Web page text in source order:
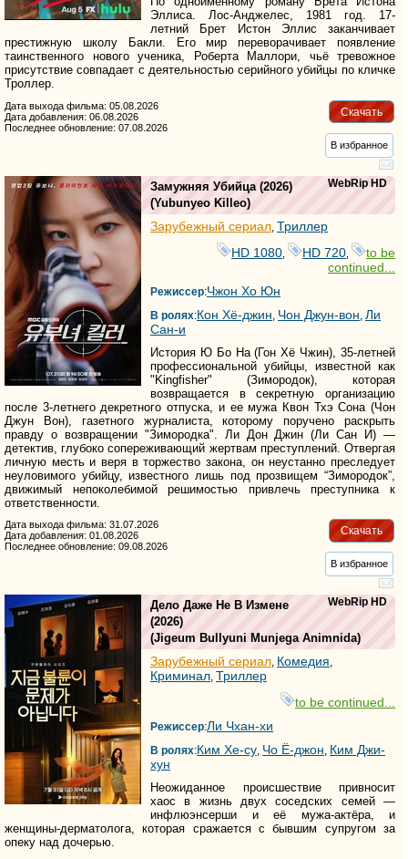
Эллиса. Лос-Анджелес, 1981 год. 17-
летний Брет Истон Эллис заканчивает
престижную школу Бакли. Его мир переворачивает появление
таинственного нового ученика, Роберта Маллори, чьё тревожное
присутствие совпадает с деятельностью серийного убийцы по кличке
Троллер.
Скачать
Дата выхода фильма: 05.08.2026
Дата добавления: 06.08.2026
Последнее обновление: 07.08.2026
В избранное
WebRip HD
Замужняя Убийца (2026)
(Yubunyeo Killeo)
Зарубежный сериал Триллер
HD 1080
HD 720
to be
continued...
Режиссер:Чжон Хо Юн
В ролях:Кон Хё-джин Чон Джун-вон Ли
Сан-и
История Ю Бо На (Гон Хё Чжин), 35-летней
профессиональной убийцы, известной как
"Kingfisher" (Зимородок), которая
возвращается в секретную организацию
после 3-летнего декретного отпуска, и ее мужа Квон Тхэ Сона (Чон
Джун Вон), газетного журналиста, которому поручено раскрыть
правду о возвращении "Зимородка". Ли Дон Джин (Ли Сан И) —
детектив, глубоко сопереживающий жертвам преступлений. Отвергая
личную месть и веря в торжество закона, он неустанно преследует
неуловимого убийцу, известного лишь под прозвищем “Зимородок”,
движимый непоколебимой решимостью привлечь преступника к
ответственности.
Скачать
Дата выхода фильма: 31.07.2026
Дата добавления: 01.08.2026
Последнее обновление: 09.08.2026
В избранное
WebRip HD
Дело Даже Не В Измене
(2026)
(Jigeum Bullyuni Munjega Animnida)
Зарубежный сериал, Комедия,
Криминал, Триллер
to be continued...
Режиссер:Ли Чхан-хи
В ролях:Ким Хе-су, Чо Ё-джон, Ким Джи-
хун
Неожиданное происшествие привносит
хаос в жизнь двух соседских семей —
инфлюэнсерши и её мужа-актёра, и
женщины-дерматолога, которая сражается с бывшим супругом за
опеку над дочерью.